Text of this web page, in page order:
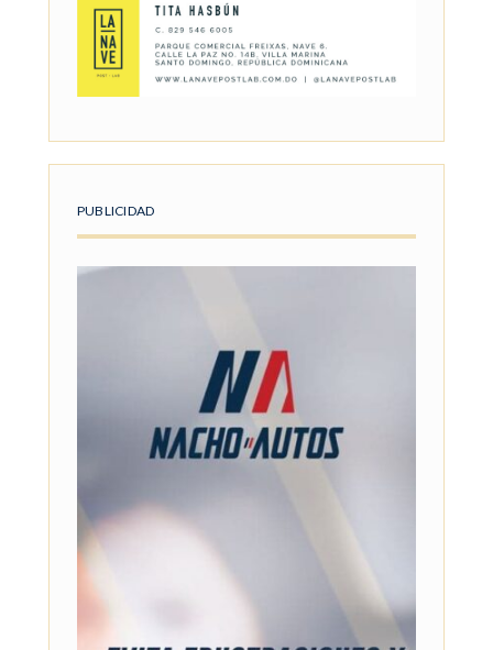
PUBLICIDAD